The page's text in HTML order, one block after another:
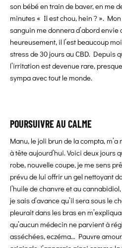
son bébé en train de baver, en me
minutes « Il est chou, hein ? ».
sanguin me donnera d’abord envie
heureusement, il l’est beaucoup
stress de 30 jours au CBD. Depuis
l’irritation est devenue rare,
sympa avec tout le monde.
POURSUIVRE AU CALME
Manu, le joli brun de la compta,
à tête aujourd’hui. Voici deux jours
robe, nouvelle coupe, je me sens
prévu de lui offrir un gel nettoyant
l’huile de chanvre et au
je sais d’avance qu’il sera sous le
pleurait dans les bras en
qu’aucun médecin ne parvient à
asséchées, eczéma… Pauvre